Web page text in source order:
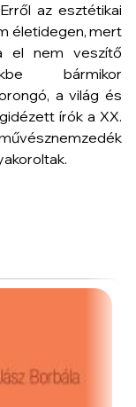
az esztétikai
életidegen, mert
el nem veszítő
bármikor
a világ és
írók a XX.